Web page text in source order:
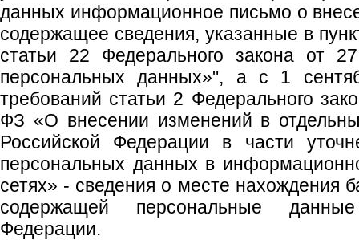
данных информационное письмо о
содержащее сведения, указанные в
статьи 22 Федерального закона
персональных данных»", а с 1
требований статьи 2 Федерального
ФЗ «О внесении изменений в
Российской Федерации в части
персональных данных в
сетях» - сведения о месте нахождения
содержащей персональные
Федерации.